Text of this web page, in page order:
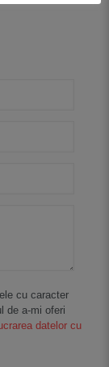
cu caracter
de a-mi oferi
datelor cu